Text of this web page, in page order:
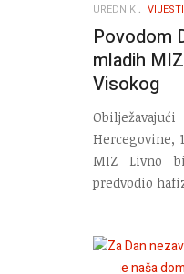
UREDNIK
Povodom
mladih
Visokog
Hercegovine,
MIZ Livno
predvodio